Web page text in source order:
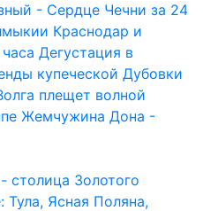
- Сердце Чечни за 24
Краснодар и
Дегустация в
купеческой Дубовки
плещет волной
Жемчужина Дона -
столица Золотого
Тула, Ясная Поляна,